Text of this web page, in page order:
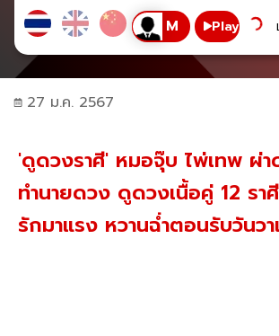
Play
27 ม.ค. 2567
'ดูดวงราศี' หมอจุ๊บ ไพ่เทพ ผ่า
ทำนายดวง ดูดวงเนื้อคู่ 12 รา
รักมาแรง หวานฉ่ำตอนรับวันวา